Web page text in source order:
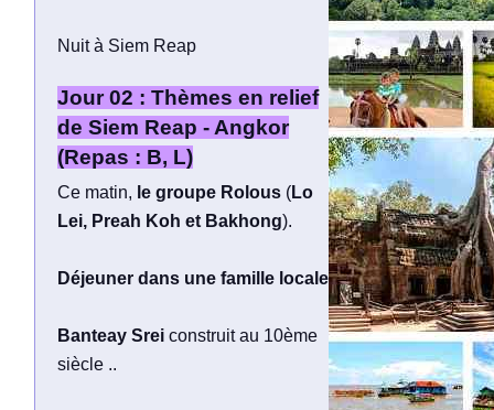
Nuit à Siem Reap
Jour 02 : Thèmes en relief
de Siem Reap - Angkor
(Repas : B, L)
Ce matin, le groupe Rolous (Lo
Lei, Preah Koh et Bakhong).
Déjeuner dans une famille locale
Banteay Srei construit au 10ème
siècle ..